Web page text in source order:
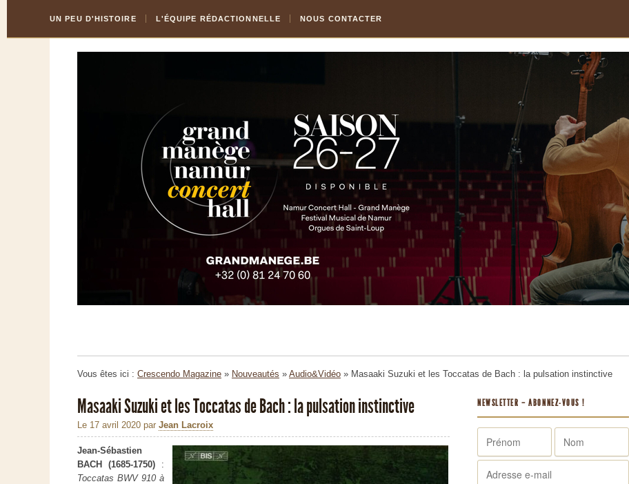
Content
la
UN PEU D'HISTOIRE L'ÉQUIPE RÉDACTIONNELLE NOUS CONTACTER
Vous êtes ici : Crescendo Magazine » Nouveautés » Audio&Vidéo » Masaaki Suzuki et les Toccatas de Bach : la pulsation instinctive
Masaaki Suzuki et les Toccatas de Bach : la pulsation instinctive
Le 17 avril 2020 par Jean Lacroix
Jean-Sébastien
BACH (1685-1750) :
Toccatas BWV 910 à
NEWSLETTER – ABONNEZ-VOUS !